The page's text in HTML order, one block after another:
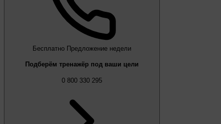
Бесплатно Предложение недели
Подберём тренажёр под ваши цели
0 800 330 295